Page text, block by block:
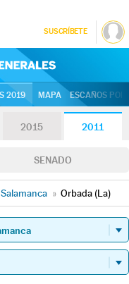
SUSCRÍBETE
2019 MAPA ESCAÑOS
2015 2011
SENADO
Salamanca » Orbada (La)